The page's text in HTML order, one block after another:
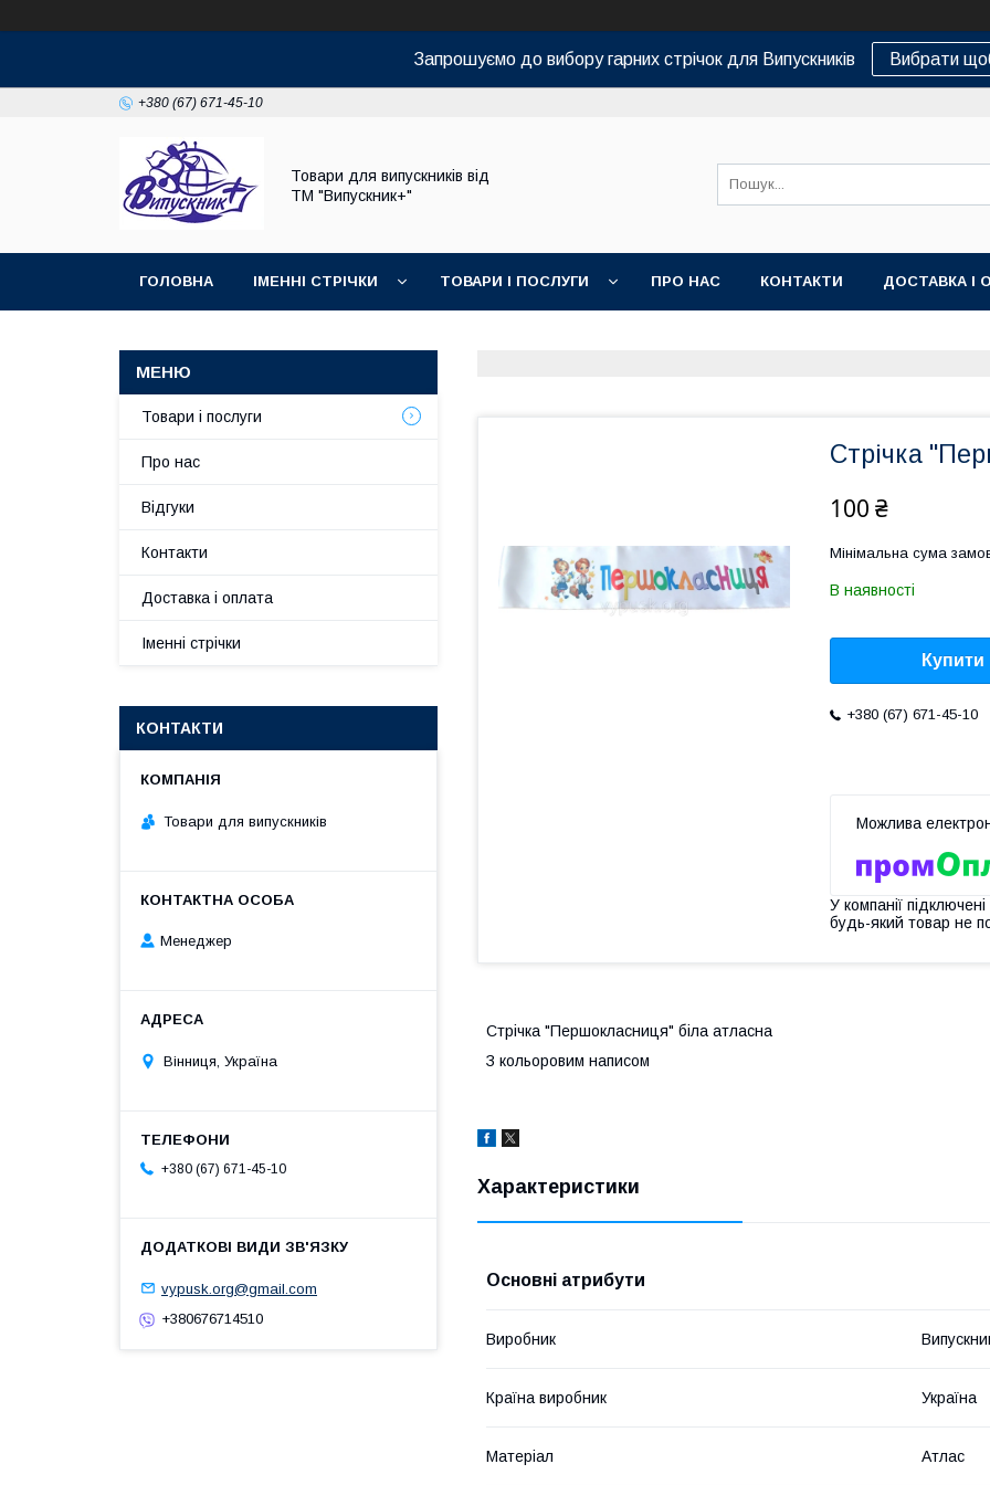
Запрошуємо до вибору гарних стрічок для Випускників Вибрати
+380 (67) 671-45-10
Товари для випускників від
ТМ "Випускник+"
ГОЛОВНА ІМЕННІ СТРІЧКИ ТОВАРИ І ПОСЛУГИ ПРО НАС КОНТАКТИ ДОСТАВКА І
Стрічка
100 ₴
Мінімальна сума
В наявності
Купити
+380 (67) 671-45-10
У компанії
будь-який товар не
Стрічка "Першокласниця" біла атласна
З кольоровим написом
Характеристики
Основні атрибути
Виробник
Країна виробник Україна
Матеріал Атлас
Товари і послуги
Про нас
Відгуки
Контакти
Доставка і оплата
Іменні стрічки
КОНТАКТИ
Товари для випускників
Менеджер
Вінниця, Україна
+380 (67) 671-45-10
vypusk.org@gmail.com
+380676714510